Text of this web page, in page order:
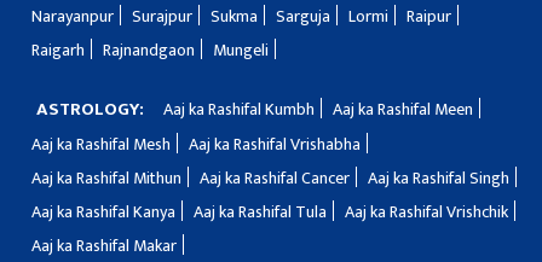
Narayanpur
Surajpur Sukma Sarguja Lormi
Raipur
Raigarh
Rajnandgaon Mungeli
ASTROLOGY: Aaj ka Rashifal Kumbh
Aaj ka Rashifal Meen
Aaj ka Rashifal Mesh
Aaj ka Rashifal Vrishabha
Aaj ka Rashifal Mithun
Aaj ka Rashifal Cancer
Aaj ka Rashifal Singh
Aaj ka Rashifal Kanya
Aaj ka Rashifal Tula
Aaj ka Rashifal Vrishchik
Aaj ka Rashifal Makar